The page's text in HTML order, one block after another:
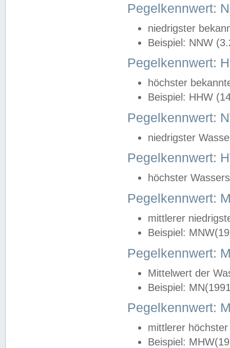
Pegelkennwert:
niedrigster
Beispiel: NNW
Pegelkennwert:
höchster
Beispiel: HHW
Pegelkennwert:
niedrigster
Pegelkennwert:
höchster
Pegelkennwert:
mittlerer
Beispiel:
Pegelkennwert:
Mittelwert der
Beispiel:
Pegelkennwert:
mittlerer
Beispiel: